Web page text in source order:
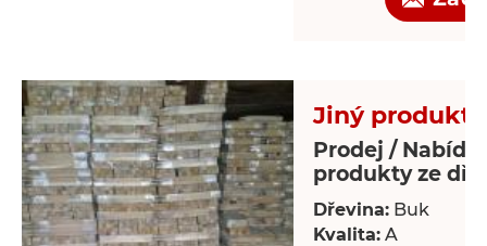
Jiný produkt
Prodej /
produkty ze
Dřevina: Buk
Kvalita: A